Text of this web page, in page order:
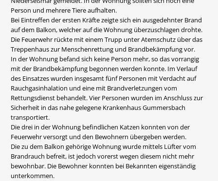
Person und mehrere Tiere aufhalten.
Bei Eintreffen der ersten Kräfte zeigte sich ein ausgedehnter Brand
auf dem Balkon, welcher auf die Wohnung überzuschlagen drohte.
Die Feuerwehr rückte mit einem Trupp unter Atemschutz über das
Treppenhaus zur Menschenrettung und Brandbekämpfung vor.
In der Wohnung befand sich keine Person mehr, so das vorrangig
mit der Brandbekämpfung begonnen werden konnte. Im Verlauf
des Einsatzes wurden insgesamt fünf Personen mit Verdacht auf
Rauchgasinhalation und eine mit Brandverletzungen vom
Rettungsdienst behandelt. Vier Personen wurden im Anschluss zur
Sicherheit in das nahe gelegene Krankenhaus Gummersbach
transportiert.
Die drei in der Wohnung befindlichen Katzen konnten von der
Feuerwehr versorgt und den Bewohnern übergeben werden.
Die zu dem Balkon gehörige Wohnung wurde mittels Lüfter vom
Brandrauch befreit, ist jedoch vorerst wegen diesem nicht mehr
bewohnbar. Die Bewohner konnten bei Bekannten eigenständig
unterkommen.